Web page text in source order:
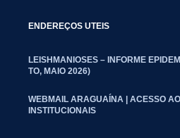
ENDEREÇOS UTEIS
LEISHMANIOSES – INFORME
TO, MAIO 2026)
WEBMAIL ARAGUAÍNA | ACESSO
INSTITUCIONAIS